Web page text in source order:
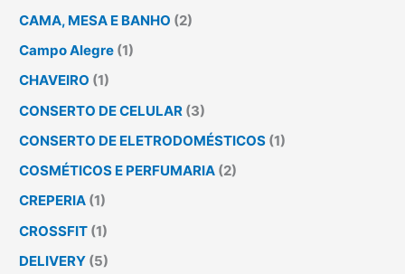
CAMA, MESA E BANHO (2)
Campo Alegre (1)
CHAVEIRO (1)
CONSERTO DE CELULAR (3)
CONSERTO DE ELETRODOMÉSTICOS (1)
COSMÉTICOS E PERFUMARIA (2)
CREPERIA (1)
CROSSFIT (1)
DELIVERY (5)